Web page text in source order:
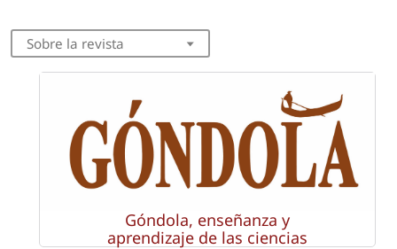
Sobre la revista
Góndola, enseñanza y
aprendizaje de las ciencias